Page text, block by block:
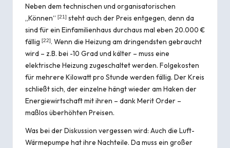
Neben dem technischen und organisatorischen
„Können“ [21] steht auch der Preis entgegen, denn da
sind für ein Einfamilienhaus durchaus mal eben 20.000 €
fällig [22]. Wenn die Heizung am dringendsten gebraucht
wird – z.B. bei -10 Grad und kälter – muss eine
elektrische Heizung zugeschaltet werden. Folgekosten
für mehrere Kilowatt pro Stunde werden fällig. Der Kreis
schließt sich, der einzelne hängt wieder am Haken der
Energiewirtschaft mit ihren – dankMerit Order –
maßlos überhöhten Preisen.
Was bei der Diskussion vergessen wird: Auch die Luft-
Wärmepumpe hat ihre Nachteile. Da muss ein großer